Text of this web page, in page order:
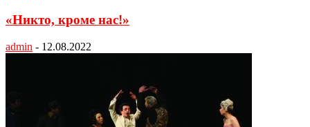
«Никто, кроме нас!»
admin - 12.08.2022